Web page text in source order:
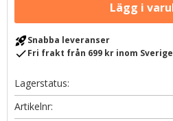
rocket_launchSnabba leveranser
checkFri frakt från 699 kr inom Sverige
Lagerstatus
Artikelnr